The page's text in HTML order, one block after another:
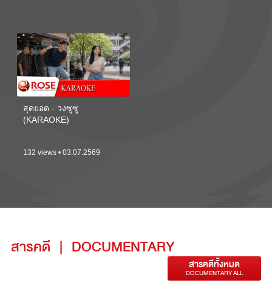
สุดยอด - วงซูซู
(KARAOKE)
132 views • 03.07.2569
สารคดี | DOCUMENTARY
สารคดีทั้งหมด
DOCUMENTARY ALL